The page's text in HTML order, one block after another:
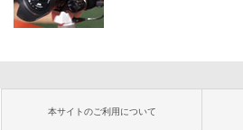
本サイトのご利用について